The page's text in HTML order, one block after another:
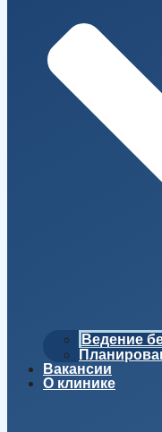
Ведение
Вакансии
О клинике